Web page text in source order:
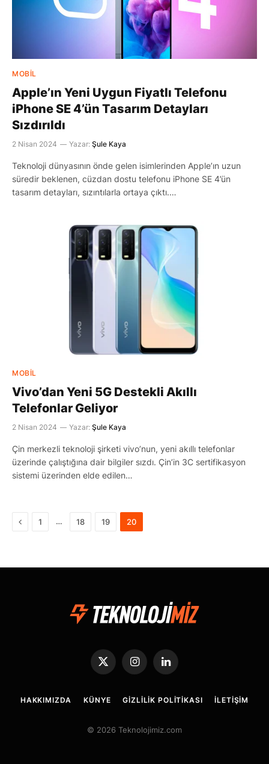
MOBIL
Apple’ın Yeni Uygun Fiyatlı Telefonu
iPhone SE 4’ün Tasarım Detayları
Sızdırıldı
2 Nisan 2024 Yazar: Şule Kaya
Teknoloji dünyasının önde gelen isimlerinden Apple’ın uzun
süredir beklenen, cüzdan dostu telefonu iPhone SE 4’ün
tasarım detayları, sızıntılarla ortaya çıktı.…
MOBIL
Vivo’dan Yeni 5G Destekli Akıllı
Telefonlar Geliyor
2 Nisan 2024 Yazar: Şule Kaya
Çin merkezli teknoloji şirketi vivo’nun, yeni akıllı telefonlar
üzerinde çalıştığına dair bilgiler sızdı. Çin’in 3C sertifikasyon
sistemi üzerinden elde edilen…
Önceki
1 … 18 19 20
X
(Twitter)
InstagramLinkedIn
HAKKIMIZDA KÜNYE GIZLILIK POLITIKASI İLETIŞIM
© 2026 Teknolojimiz.com